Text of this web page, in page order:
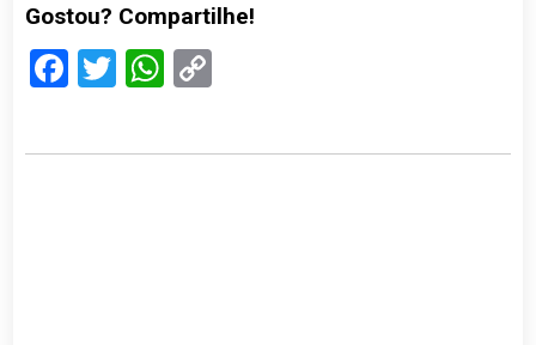
Gostou? Compartilhe!
Facebook
TwitterWhatsApp